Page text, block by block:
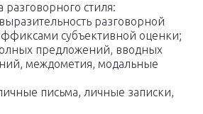
стиля:
разговорной
субъективной оценки;
предложений, вводных
междометия, модальные
письма, личные записки,